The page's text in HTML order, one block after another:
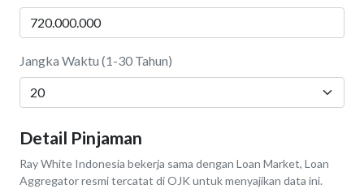
Jangka Waktu (1-30 Tahun)
Detail Pinjaman
Ray White Indonesia bekerja sama dengan Loan Market, Loan
Aggregator resmi tercatat di OJK untuk menyajikan data ini.